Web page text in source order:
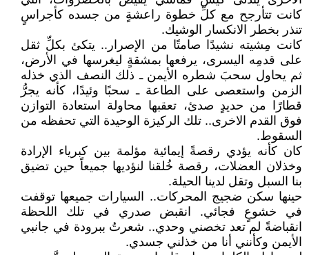
كانت تتأرجح مع كلِّ خطوة راعشةٍ من جسده كأجراسٍ
تنذر بخطر الانكسار الوشيك.
كانت مِشيته نشيدًا صامتًا من الإصرار.. يتكئ بكلِّ ثقل
على قدمِه اليسرى، يرفعها بمشقةٍ ليغرسها في الأرض،
ثم يحاول سحبَ شطره الأيمن ـ ذلك النصف الذي خذله
الزمن واستعصى على الطاعة ـ سحبًا وئيدًا، كأنه يجرُّ
قطارًا من حديدٍ صدئ، تعقبها محاولة استعادة التوازن
فوق القدم الاخرى.. تلك الركيزة الوحيدة التي تحفظه من
السقوط.
كان كأنه يؤدي رقصةً إيمائية مؤلمة بين كبرياء الإرادة
وخذلان العضلات، رقصة خُلقنا لنؤديها جميعاً حين تضيق
بنا السبل وتقل لدينا الحيلة.
حينها سكن ضجيج المحركات.. السيارات جميعها توقفت
في خشوعٍ فجائي. انقبض صدري في تلك اللحظة
انقباضةً لم تعد تخصني وحدي.. شعرتُ ببرودة في جانبي
الأيمن وكأنني أنا من خذلني جسدي.